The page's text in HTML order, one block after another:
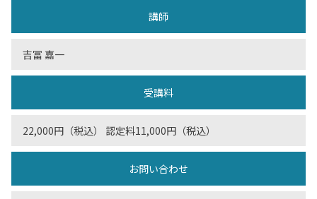
講師
吉冨 嘉一
受講料
22,000円（税込） 認定料11,000円（税込）
お問い合わせ